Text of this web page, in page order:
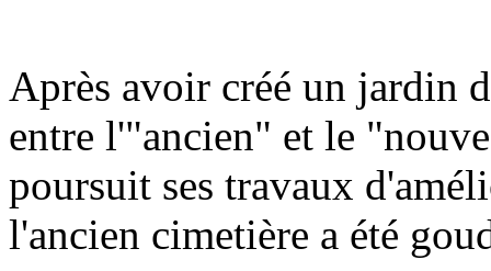
Après avoir créé un jardin
entre l'"ancien" et le
poursuit ses travaux
l'ancien cimetière a été